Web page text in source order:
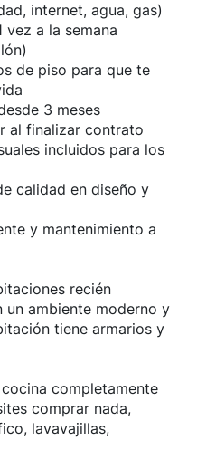
internet, agua, gas)
vez a la semana
de piso para que te
3 meses
al finalizar contrato
incluidos para los
calidad en diseño y
y mantenimiento a
recién
un ambiente moderno y
tiene armarios y
completamente
comprar nada,
lavavajillas,